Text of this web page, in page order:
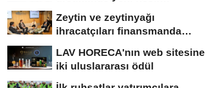
Zeytin ve zeytinyağı
ihracatçıları finansmanda
LAV HORECA'nın web sitesine
iki uluslararası ödül